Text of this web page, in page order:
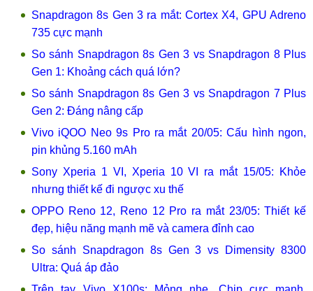
Snapdragon 8s Gen 3 ra mắt: Cortex X4, GPU Adreno
735 cực mạnh
So sánh Snapdragon 8s Gen 3 vs Snapdragon 8 Plus
Gen 1: Khoảng cách quá lớn?
So sánh Snapdragon 8s Gen 3 vs Snapdragon 7 Plus
Gen 2: Đáng nâng cấp
Vivo iQOO Neo 9s Pro ra mắt 20/05: Cấu hình ngon,
pin khủng 5.160 mAh
Sony Xperia 1 VI, Xperia 10 VI ra mắt 15/05: Khỏe
nhưng thiết kế đi ngược xu thế
OPPO Reno 12, Reno 12 Pro ra mắt 23/05: Thiết kế
đẹp, hiệu năng mạnh mẽ và camera đỉnh cao
So sánh Snapdragon 8s Gen 3 vs Dimensity 8300
Ultra: Quá áp đảo